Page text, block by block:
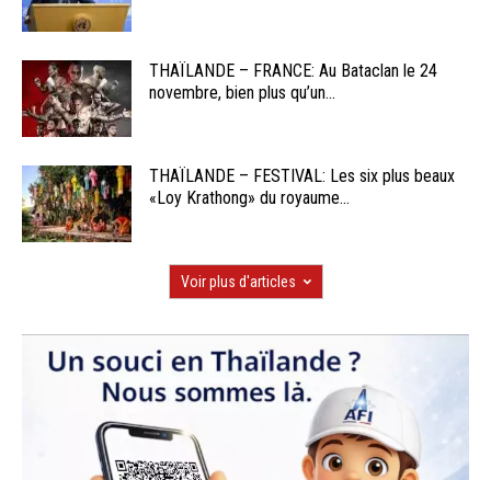
THAÏLANDE – FRANCE: Au Bataclan le 24
novembre, bien plus qu’un...
THAÏLANDE – FESTIVAL: Les six plus beaux
«Loy Krathong» du royaume...
Voir plus d'articles